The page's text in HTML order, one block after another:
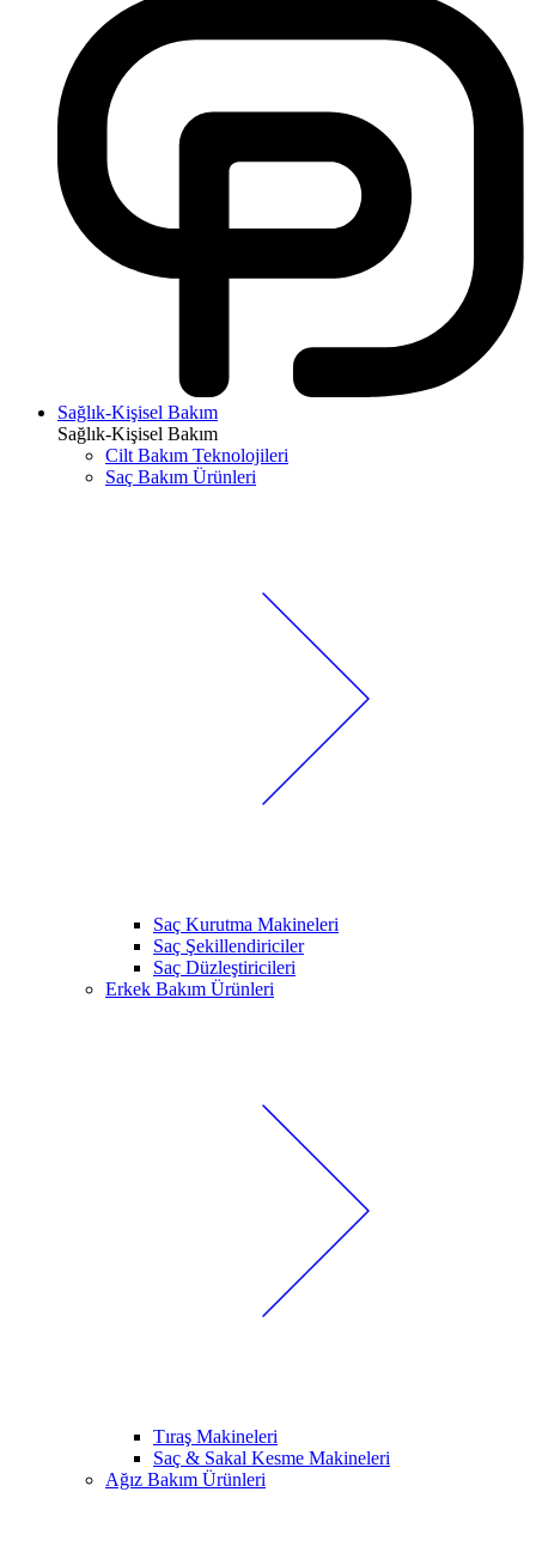
Sağlık-Kişisel Bakım
Sağlık-Kişisel Bakım
Cilt Bakım Teknolojileri
Saç Bakım Ürünleri
Saç Kurutma Makineleri
Saç Şekillendiriciler
Saç Düzleştiricileri
Erkek Bakım Ürünleri
Tıraş Makineleri
Saç & Sakal Kesme Makineleri
Ağız Bakım Ürünleri